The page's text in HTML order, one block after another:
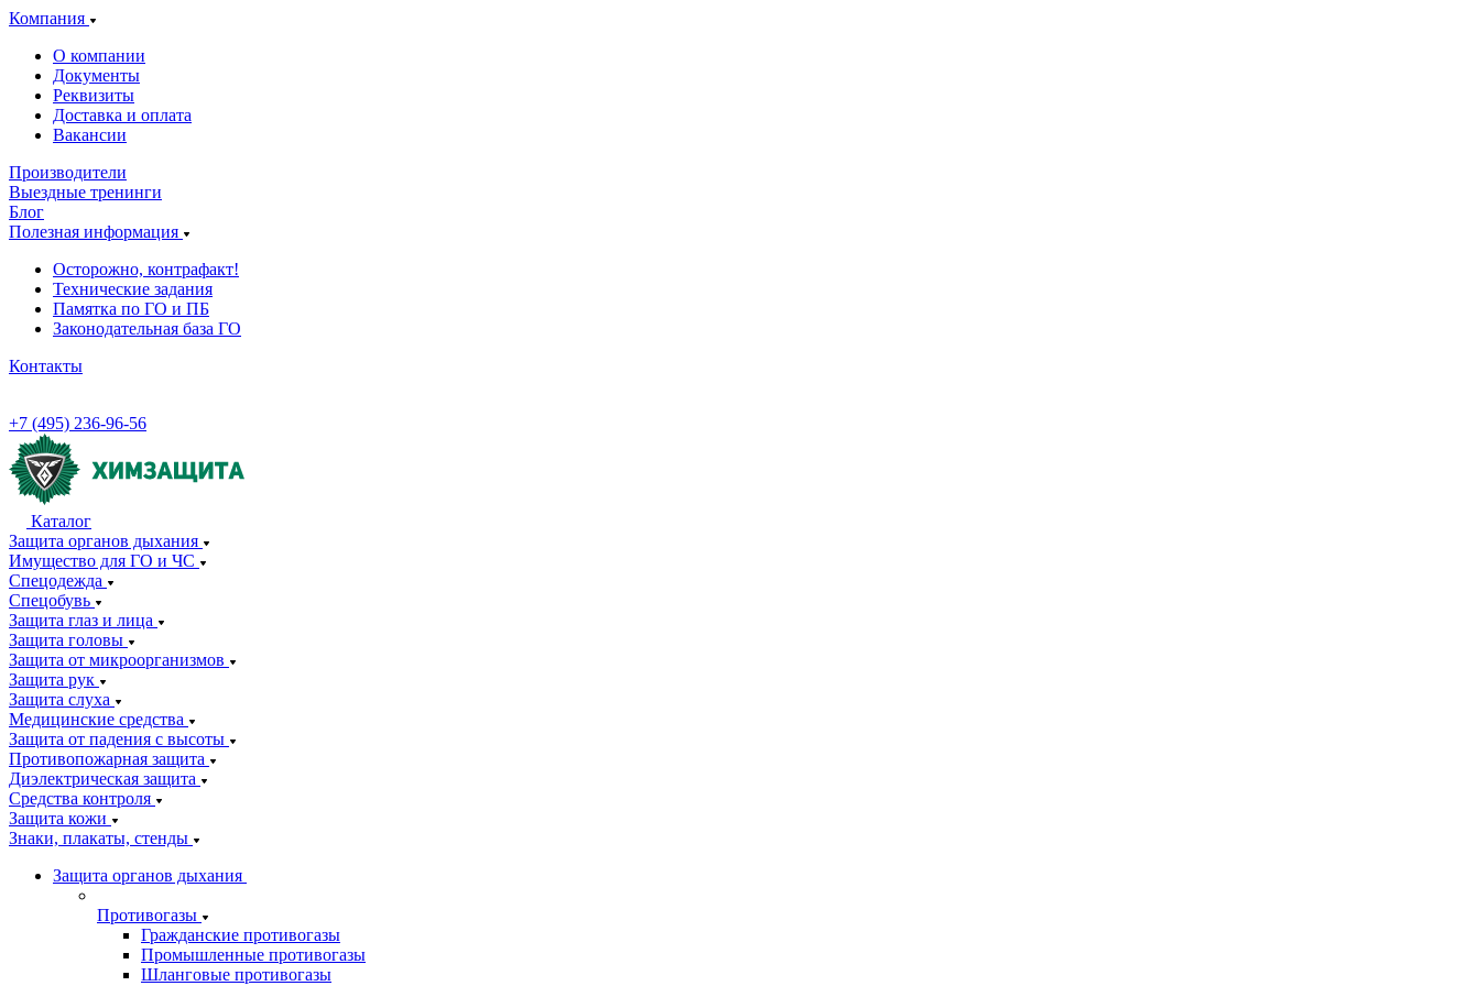
Компания
О компании
Документы
Реквизиты
Доставка и оплата
Вакансии
Производители
Выездные тренинги
Блог
Полезная информация
Осторожно, контрафакт!
Технические задания
Памятка по ГО и ПБ
Законодательная база ГО
Контакты
+7 (495) 236-96-56
Каталог
Защита органов дыхания
Имущество для ГО и ЧС
Спецодежда
Спецобувь
Защита глаз и лица
Защита головы
Защита от микроорганизмов
Защита рук
Защита слуха
Медицинские средства
Защита от падения с высоты
Противопожарная защита
Диэлектрическая защита
Средства контроля
Защита кожи
Знаки, плакаты, стенды
Защита органов дыхания
Противогазы
Гражданские противогазы
Промышленные противогазы
Шланговые противогазы